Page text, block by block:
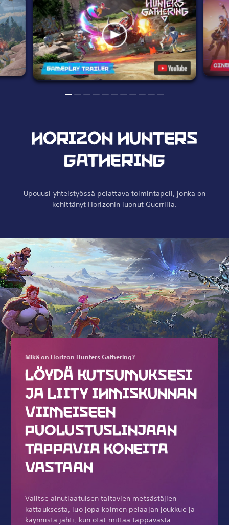
HORIZON HUNTERS
GATHERING
Upouusi yhteistyössä pelattava toimintapeli, jonka on
kehittänyt Horizonin luonut Guerrilla.
Mikä on Horizon Hunters Gathering?
LÖYDÄ KUTSUMUKSESI
JA LIITY IHMISKUNNAN
VIIMEISEEN
PUOLUSTUSLINJAAN
TAPPAVIA KONEITA
VASTAAN
Valitse ainutlaatuisen taitavien metsästäjien
kattauksesta, luo jopa kolmen pelaajan joukkue ja
käynnistä jahti, kun otat mittaa tappavasta